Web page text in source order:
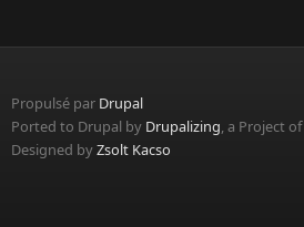
Propulsé par Drupal
Ported to Drupal by Drupalizing, a Project of
Designed byZsolt Kacso